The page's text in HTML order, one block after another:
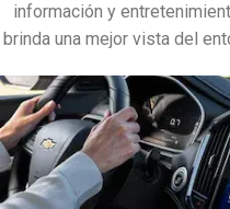
información y
brinda una mejor vista del